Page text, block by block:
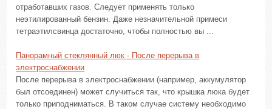
отработавших газов. Следует применять только
неэтилированный бензин. Даже незначительной примеси
тетраэтилсвинца достаточно, чтобы полностью вы ...
Панорамный стеклянный люк - После перерыва в
электроснабжении
После перерыва в электроснабжении (например, аккумулятор
был отсоединен) может случиться так, что крышка люка будет
только приподниматься. В таком случае систему необходимо